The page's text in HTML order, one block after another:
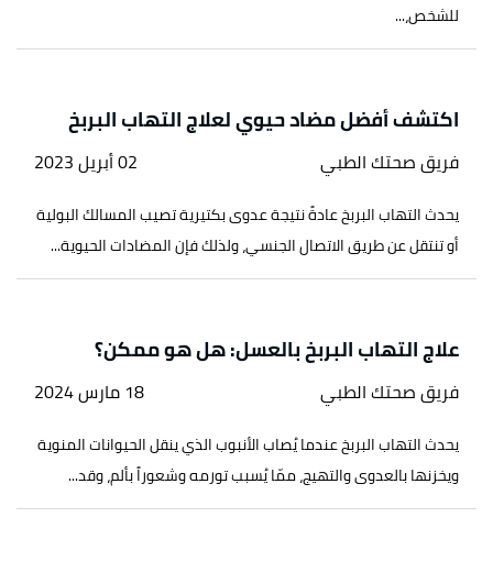
للشخص،...
اكتشف أفضل مضاد حيوي لعلاج التهاب البربخ
فريق صحتك الطبي 02 أبريل 2023
يحدث التهاب البربخ عادةً نتيجة عدوى بكتيرية تصيب المسالك البولية
أو تنتقل عن طريق الاتصال الجنسي، ولذلك فإن المضادات الحيوية...
علاج التهاب البربخ بالعسل: هل هو ممكن؟
فريق صحتك الطبي 18 مارس 2024
يحدث التهاب البربخ عندما يُصاب الأنبوب الذي ينقل الحيوانات المنوية
ويخزنها بالعدوى والتهيج، ممّا يُسبب تورمه وشعوراً بألم، وقد...